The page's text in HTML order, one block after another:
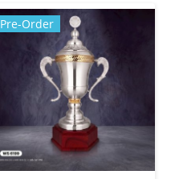
Pre-Order